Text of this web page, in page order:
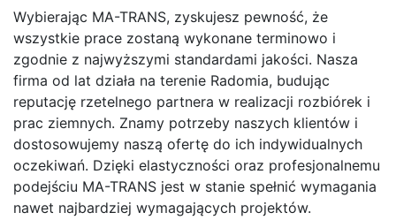
Wybierając MA-TRANS, zyskujesz pewność, że
wszystkie prace zostaną wykonane terminowo i
zgodnie z najwyższymi standardami jakości. Nasza
firma od lat działa na terenie Radomia, budując
reputację rzetelnego partnera w realizacji rozbiórek i
prac ziemnych. Znamy potrzeby naszych klientów i
dostosowujemy naszą ofertę do ich indywidualnych
oczekiwań. Dzięki elastyczności oraz profesjonalnemu
podejściu MA-TRANS jest w stanie spełnić wymagania
nawet najbardziej wymagających projektów.